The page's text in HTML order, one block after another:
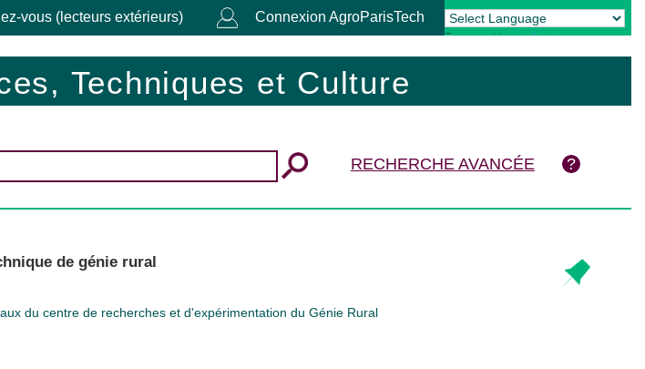
vous (lecteurs extérieurs) Connexion AgroParisTech
Powered by Translate
Techniques et Culture
RECHERCHE AVANCÉE
de génie rural
du centre de recherches et d'expérimentation du Génie Rural